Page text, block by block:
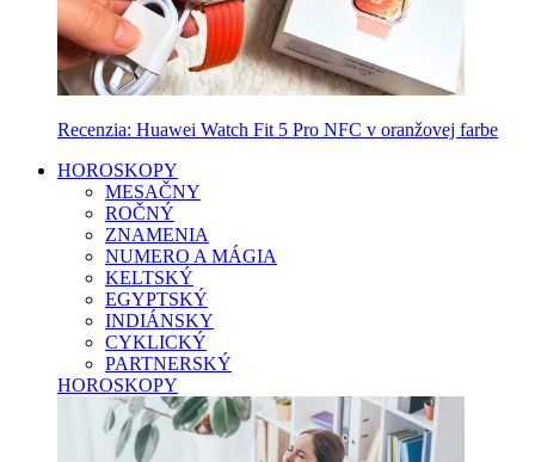
Recenzia: Huawei Watch Fit 5 Pro NFC v oranžovej farbe
HOROSKOPY
MESAČNY
ROČNÝ
ZNAMENIA
NUMERO A MÁGIA
KELTSKÝ
EGYPTSKÝ
INDIÁNSKY
CYKLICKÝ
PARTNERSKÝ
HOROSKOPY